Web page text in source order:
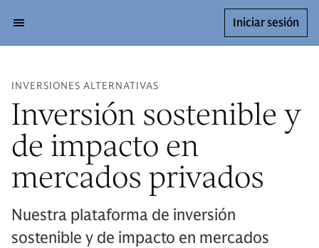
Iniciar sesión
INVERSIONES ALTERNATIVAS
Inversión sostenible y
de impacto en
mercados privados
Nuestra plataforma de inversión
sostenible y de impacto en mercados